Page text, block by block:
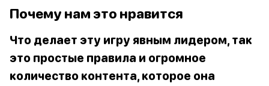
Почему нам это нравится
Что делает эту игру явным лидером, так
это простые правила и огромное
количество контента, которое она